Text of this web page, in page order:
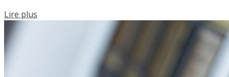
Lire plus